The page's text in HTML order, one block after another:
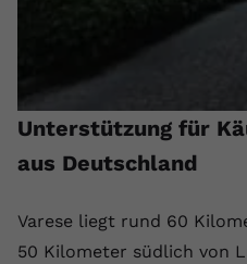
Unterstützung für
aus Deutschland
Varese liegt rund 60
50 Kilometer südlich von
yt-remote-
Laufzeit Session
YouTube
Videos